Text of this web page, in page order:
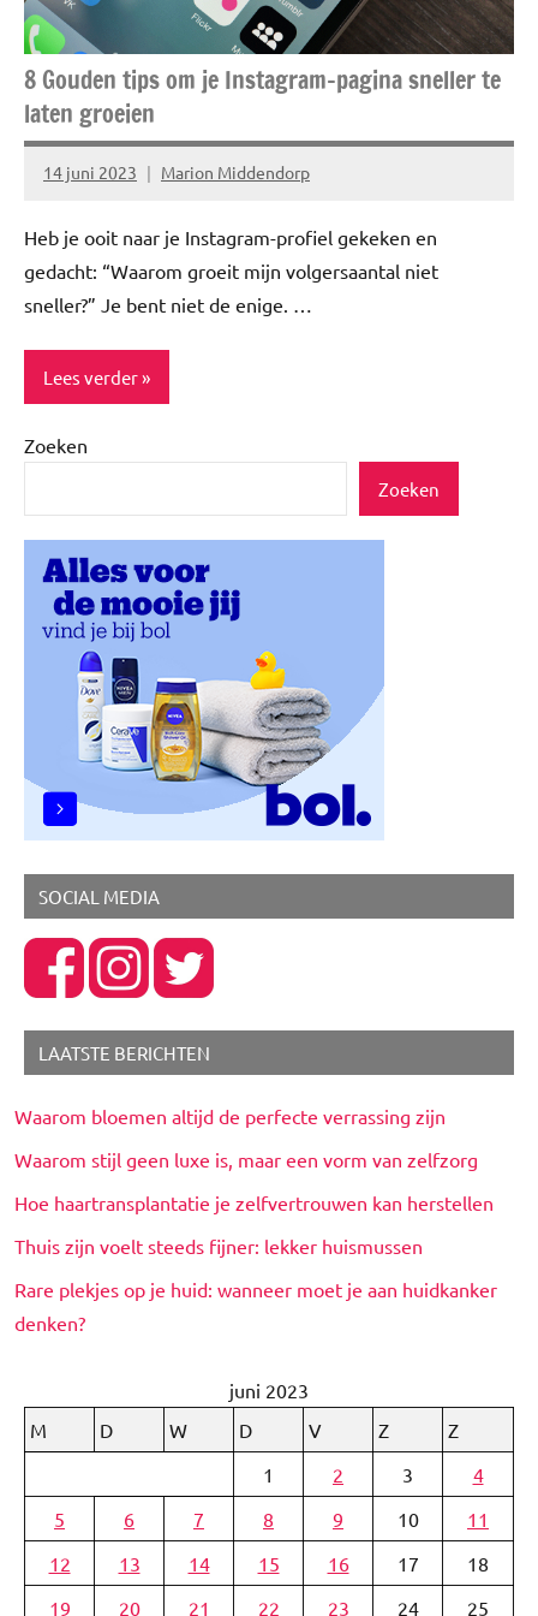
8 Gouden tips om je Instagram-pagina sneller te
laten groeien
14 juni 2023 Marion Middendorp
Geen
Heb je ooit naar je Instagram-profiel gekeken en
gedacht: “Waarom groeit mijn volgersaantal niet
sneller?” Je bent niet de enige. …
Lees verder
Blog
Social
Media
Zoeken
Zoeken
SOCIAL MEDIA
LAATSTE BERICHTEN
Waarom bloemen altijd de perfecte verrassing zijn
Waarom stijl geen luxe is, maar een vorm van zelfzorg
Hoe haartransplantatie je zelfvertrouwen kan herstellen
Thuis zijn voelt steeds fijner: lekker huismussen
Rare plekjes op je huid: wanneer moet je aan huidkanker
denken?
juni 2023
M
D W D V Z
Z
1
2 3
4
5
6 7 8 9 10
11
12
13 14 15 16 17
18
19
20 21 22 23 24 25